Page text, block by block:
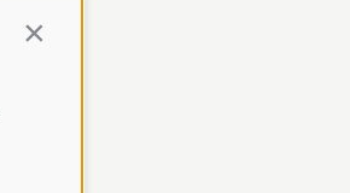
Continua senza accettare